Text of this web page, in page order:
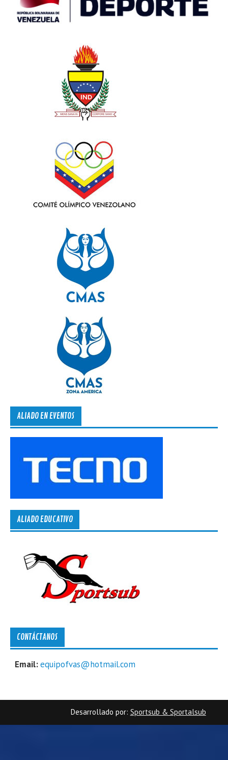
ALIADO EN EVENTOS
ALIADO EDUCATIVO
CONTÁCTANOS
Email:equipofvas@hotmail.com
Desarrollado por: Sportsub & Sportalsub